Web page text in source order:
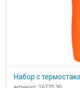
Набор с